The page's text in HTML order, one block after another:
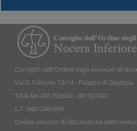
Consiglio dell'Ordine degli Avvocati di
Via G. Falcone, 12/14 - Palazzo di Giustizia
Tel & fax 081 929600 - 081927432
C.F. 94012480656
Codice univoco di fatturazione